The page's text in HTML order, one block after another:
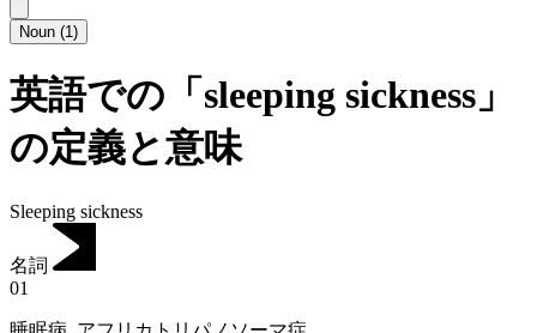
Noun (1)
英語での「sleeping sickness」
の定義と意味
Sleeping sickness
名詞
01